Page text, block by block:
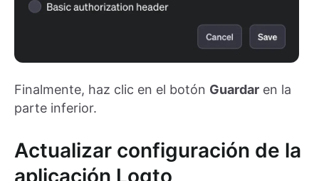
Finalmente, haz clic en el botón Guardar en la
parte inferior.
Actualizar configuración de la
aplicación Logto